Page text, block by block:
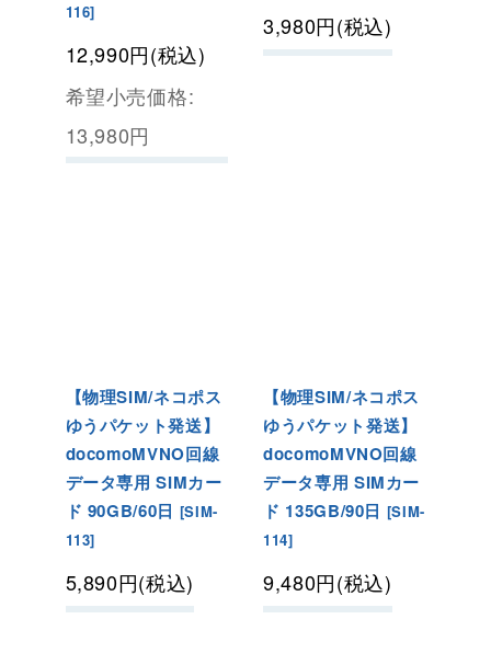
116]
12,990円(税込)
希望小売価格:
13,980円
3,980円(税込)
【物理SIM/ネコポス
ゆうパケット発送】
docomoMVNO回線
データ専用 SIMカー
ド 90GB/60日 [SIM-
113]
5,890円(税込)
【物理SIM/ネコポス
ゆうパケット発送】
docomoMVNO回線
データ専用 SIMカー
ド 135GB/90日 [SIM-
114]
9,480円(税込)